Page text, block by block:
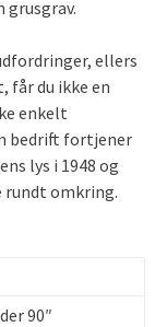
ellers
får du ikke en
enkelt
bedrift fortjener
lys i 1948 og
rundt omkring.
90″